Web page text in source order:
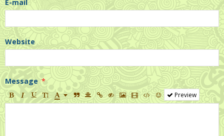
E-mail
Website
Message
Preview